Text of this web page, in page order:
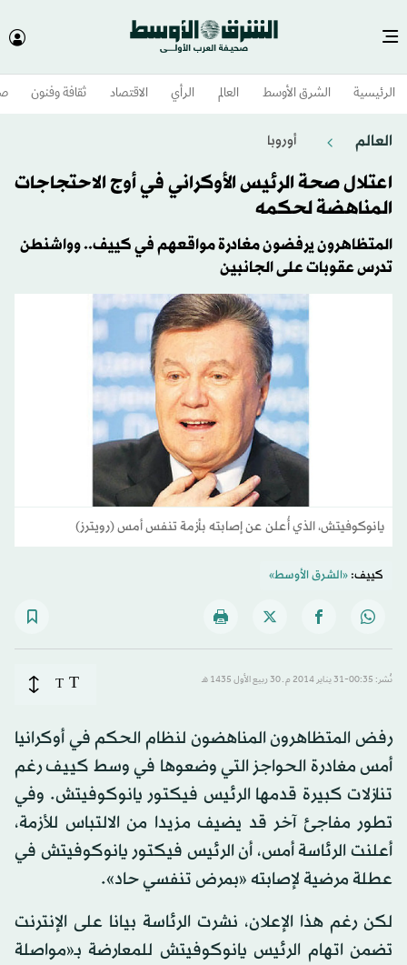
الرئيسية الشرق الأوسط​ العالم الرأي الاقتصاد ثقافة وفنون
العالم أوروبا
اعتلال صحة الرئيس الأوكراني في أوج الاحتجاجات
المناهضة لحكمه
المتظاهرون يرفضون مغادرة مواقعهم في كييف.. وواشنطن
تدرس عقوبات على الجانبين
يانوكوفيتش، الذي أُعلن عن إصابته بأزمة تنفس أمس (رويترز)
كييف:«الشرق الأوسط»
نُشر: 00:35-31 يناير 2014 م ـ 30 ربيع الأول 1435 هـ T
T
رفض المتظاهرون المناهضون لنظام الحكم في أوكرانيا
أمس مغادرة الحواجز التي وضعوها في وسط كييف رغم
تنازلات كبيرة قدمها الرئيس فيكتور يانوكوفيتش. وفي
تطور مفاجئ آخر قد يضيف مزيدا من الالتباس للأزمة،
أعلنت الرئاسة أمس، أن الرئيس فيكتور يانوكوفيتش في
عطلة مرضية لإصابته «بمرض تنفسي حاد».
لكن رغم هذا الإعلان، نشرت الرئاسة بيانا على الإنترنت
تضمن اتهام الرئيس يانوكوفيتش للمعارضة بـ«مواصلة